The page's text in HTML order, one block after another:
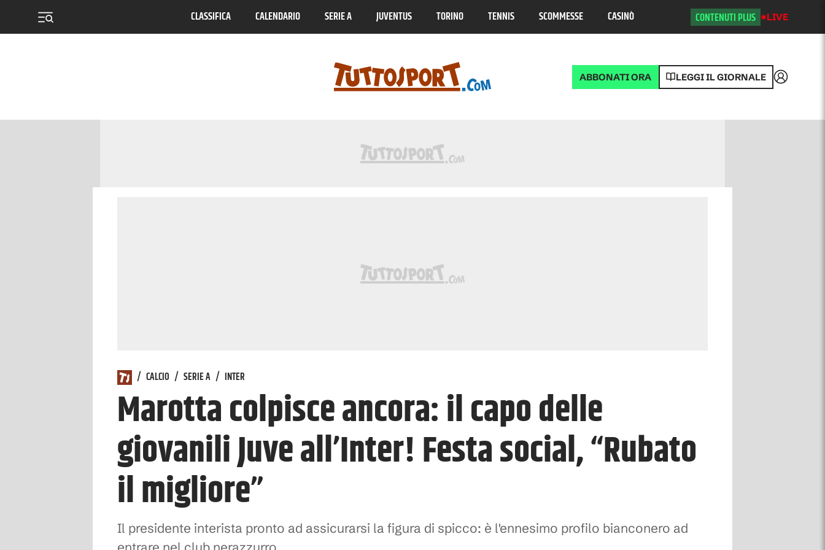
CLASSIFICA CALENDARIO SERIE A JUVENTUS TORINO TENNIS SCOMMESSE CASINÒ CONTENUTI PLUS LIVE
ABBONATI ORA LEGGI IL GIORNALE Accedi
/ CALCIO / SERIE A / INTER
Marotta colpisce ancora: il capo delle
giovanili Juve all’Inter! Festa social, “Rubato
il migliore”
Il presidente interista pronto ad assicurarsi la figura di spicco: è l'ennesimo profilo bianconero ad